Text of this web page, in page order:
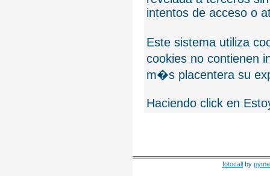
intentos de acceso o
Este sistema utiliza
cookies no contienen
m�s placentera su
Haciendo click en
fotocall by